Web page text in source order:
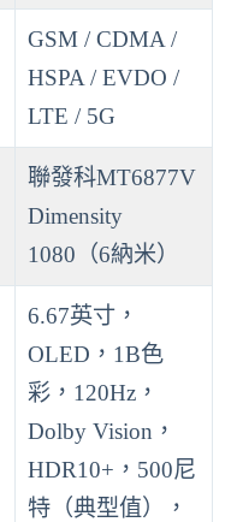
GSM / CDMA /
HSPA / EVDO /
LTE / 5G
聯發科MT6877V
Dimensity
1080（6納米）
6.67英寸，
OLED，1B色
彩，120Hz，
Dolby Vision，
HDR10+，500尼
特（典型值），